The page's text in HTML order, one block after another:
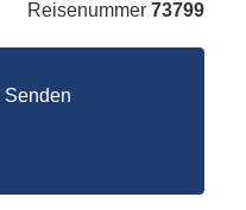
Reisenummer 73799
Senden